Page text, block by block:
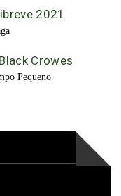
2021
Crowes
Pequeno